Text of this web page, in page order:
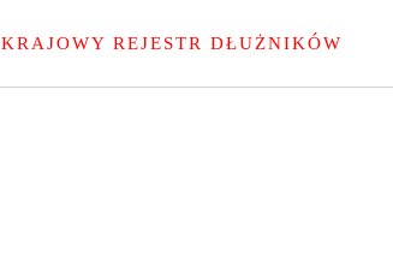
KRAJOWY REJESTR DŁUŻNIKÓW